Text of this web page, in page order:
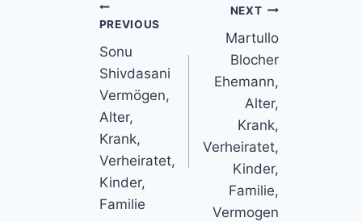
Post
navigation
PREVIOUS
Sonu
Shivdasani
Vermögen,
Alter,
Krank,
Verheiratet,
Kinder,
Familie
NEXT
Martullo
Blocher
Ehemann,
Alter,
Krank,
Verheiratet,
Kinder,
Familie,
Vermogen